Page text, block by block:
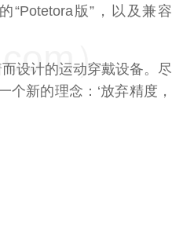
“Potetora版”，以及兼容
设计的运动穿戴设备。尽
新的理念：‘放弃精度，
）